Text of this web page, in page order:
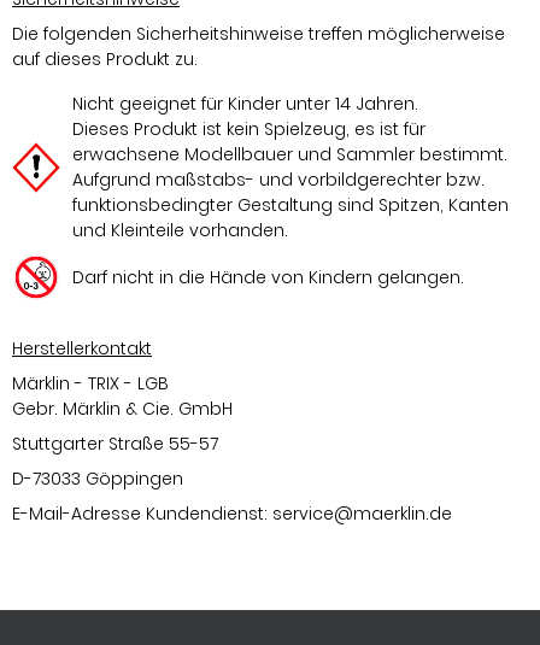
Die folgenden Sicherheitshinweise treffen möglicherweise
auf dieses Produkt zu.
Nicht geeignet für Kinder unter 14 Jahren.
Dieses Produkt ist kein Spielzeug, es ist für
erwachsene Modellbauer und Sammler bestimmt.
Aufgrund maßstabs- und vorbildgerechter bzw.
funktionsbedingter Gestaltung sind Spitzen, Kanten
und Kleinteile vorhanden.
Darf nicht in die Hände von Kindern gelangen.
Herstellerkontakt
Märklin - TRIX - LGB
Gebr. Märklin & Cie. GmbH
Stuttgarter Straße 55-57
D-73033 Göppingen
E-Mail-Adresse Kundendienst: service@maerklin.de